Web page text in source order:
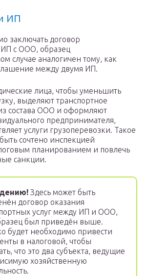
ИП
заключать договор
ИП с ООО, образец
случае аналогичен тому, как
между двумя ИП.
лица, чтобы уменьшить
выделяют транспортное
состава ООО и оформляют
предпринимателя,
услуги грузоперевозки. Такое
сочтено инспекцией
планированием и повлечь
санкции.
Здесь может быть
договор оказания
услуг между ИП и ООО,
был приведён выше.
будет необходимо привести
в налоговой, чтобы
что это два субъекта, ведущие
хозяйственную